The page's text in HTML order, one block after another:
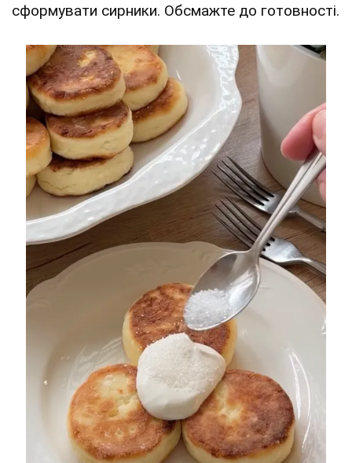
сформувати сирники. Обсмажте до готовності.